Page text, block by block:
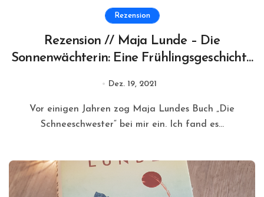
Rezension
Rezension // Maja Lunde – Die
Sonnenwächterin: Eine Frühlingsgeschichte
Dez. 19, 2021
Vor einigen Jahren zog Maja Lundes Buch „Die
Schneeschwester“ bei mir ein. Ich fand es...